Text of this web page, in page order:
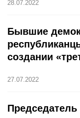
28.07.2022
27.07.2022
Бывшие
создании